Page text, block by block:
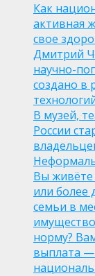
Как
активная
свое
Дмитрий
научно-
создано в
В музей,
России
Вы живёте
или более
семьи в
норму?
выплата